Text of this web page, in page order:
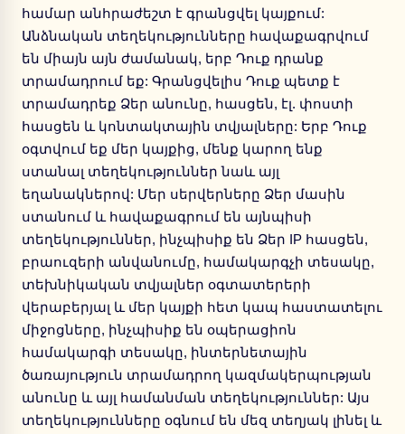
համար անհրաժեշտ է գրանցվել կայքում:
Անձնական տեղեկությունները հավաքագրվում
են միայն այն ժամանակ, երբ Դուք դրանք
տրամադրում եք: Գրանցվելիս Դուք պետք է
տրամադրեք Ձեր անունը, հասցեն, էլ. փոստի
հասցեն և կոնտակտային տվյալները: Երբ Դուք
օգտվում եք մեր կայքից, մենք կարող ենք
ստանալ տեղեկություններ նաև այլ
եղանակներով: Մեր սերվերները Ձեր մասին
ստանում և հավաքագրում են այնպիսի
տեղեկություններ, ինչպիսիք են Ձեր IP հասցեն,
բրաուզերի անվանումը, համակարգչի տեսակը,
տեխնիկական տվյալներ օգտատերերի
վերաբերյալ և մեր կայքի հետ կապ հաստատելու
միջոցները, ինչպիսիք են օպերացիոն
համակարգի տեսակը, ինտերնետային
ծառայություն տրամադրող կազմակերպության
անունը և այլ համանման տեղեկություններ: Այս
տեղեկությունները օգնում են մեզ տեղյակ լինել և